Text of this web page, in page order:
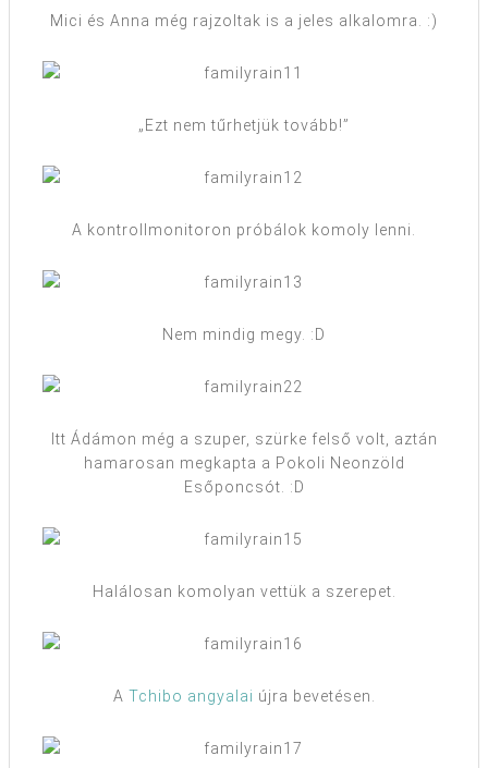
Mici és Anna még rajzoltak is a jeles alkalomra. :)
„Ezt nem tűrhetjük tovább!”
A kontrollmonitoron próbálok komoly lenni.
Nem mindig megy. :D
Itt Ádámon még a szuper, szürke felső volt, aztán
hamarosan megkapta a Pokoli Neonzöld
Esőponcsót. :D
Halálosan komolyan vettük a szerepet.
A Tchibo angyalai újra bevetésen.